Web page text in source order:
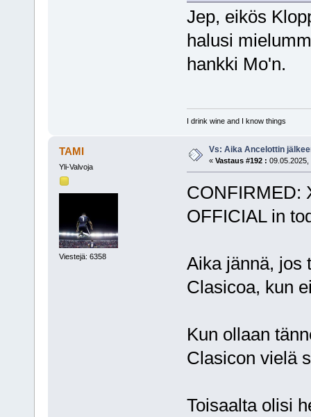
Jep, eikös
halusi
hankki Mo'n.
I drink wine and I know things
TAMI
Yli-Valvoja
Viestejä: 6358
Vs: Aika Ancelottin
« Vastaus #192 : 09.05.2025,
CONFIRMED:
OFFICIAL in
Aika jännä, jos
Clasicoa, kun
Kun ollaan
Clasicon vielä
Toisaalta olisi